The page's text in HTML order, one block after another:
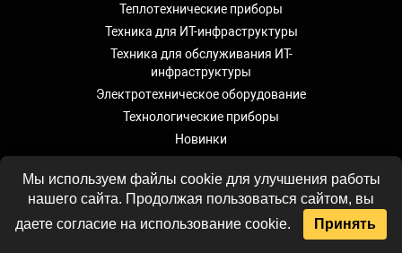
Теплотехнические приборы
Техника для ИТ-инфраструктуры
Техника для обслуживания ИТ-
инфраструктуры
Электротехническое оборудование
Технологические приборы
Новинки
Архив каталогов
КОНТАКТЫ
Мы используем файлы cookie для улучшения работы
нашего сайта. Продолжая пользоваться сайтом, вы
даете согласие на использование cookie.
Принять